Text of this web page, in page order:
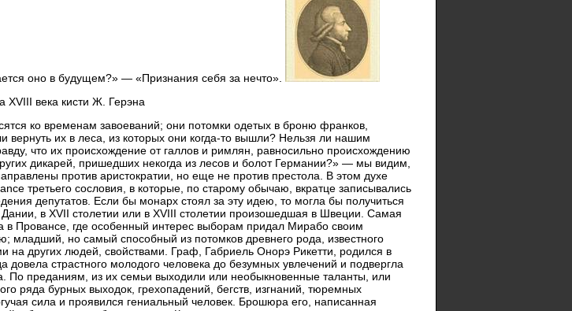
оно в будущем?» — «Признания себя за нечто».
XVIII века кисти Ж. Герэна
ко временам завоеваний; они потомки одетых в броню франков,
вернуть их в леса, из которых они когда-то вышли? Нельзя ли нашим
что их происхождение от галлов и римлян, равносильно происхождению
дикарей, пришедших некогда из лесов и болот Германии?» — мы видим,
против аристократии, но еще не против престола. В этом духе
третьего сословия, в которые, по старому обычаю, вкратце записывались
депутатов. Если бы монарх стоял за эту идею, то могла бы получиться
в XVII столетии или в XVIII столетии произошедшая в Швеции. Самая
в Провансе, где особенный интерес выборам придал Мирабо своим
младший, но самый способный из потомков древнего рода, известного
на других людей, свойствами. Граф, Габриель Онорэ Рикетти, родился в
довела страстного молодого человека до безумных увлечений и подвергла
По преданиям, из их семьи выходили или необыкновенные таланты, или
ряда бурных выходок, грехопадений, бегств, изгнаний, тюремных
сила и проявился гениальный человек. Брошюра его, написанная